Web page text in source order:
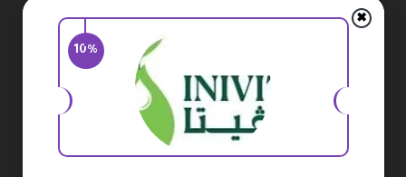
الدفع بسهولة دون الحاجة إلى استخدام بطاقة مصرفية
Apple Pay: توفر طريقة دفع سريعة وآمنة لمستخدمي
أجهزة أبل، مع إمكانية إتمام عملية الشراء بخطوات
تابي (Tabby Installment): تمنح العملاء خيار تقسيط
10%
✖